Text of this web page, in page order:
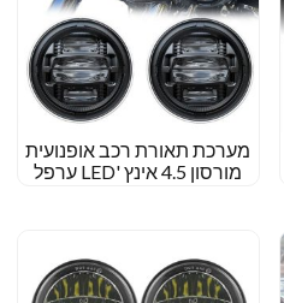
מערכת תאורת רכב אופנועית
מורסון 4.5 אינץ 'LED ערפל